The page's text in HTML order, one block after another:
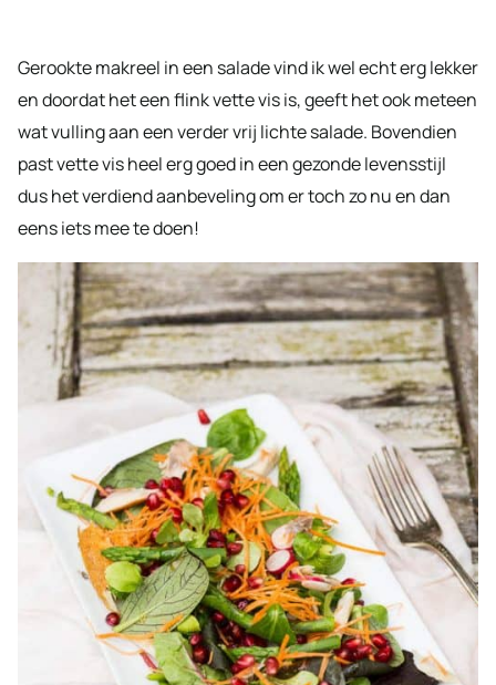
Gerookte makreel in een salade vind ik wel echt erg lekker
en doordat het een flink vette vis is, geeft het ook meteen
wat vulling aan een verder vrij lichte salade. Bovendien
past vette vis heel erg goed in een gezonde levensstijl
dus het verdiend aanbeveling om er toch zo nu en dan
eens iets mee te doen!